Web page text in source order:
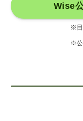
Wise
※目
※公